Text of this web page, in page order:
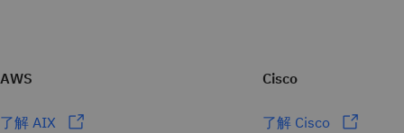
AWS
了解 AIX
Cisco
了解 Cisco